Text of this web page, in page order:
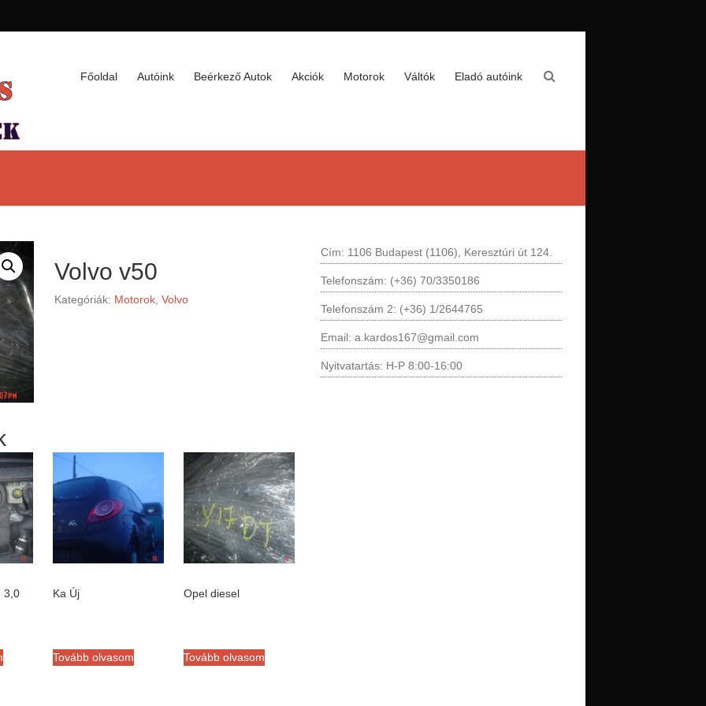
Főoldal Autóink Beérkező Autok Akciók Motorok Váltók Eladó autóink
Volvo v50
Kategóriák: Motorok, Volvo
3,0 Ka Új
Tovább olvasom
Opel diesel
Tovább olvasom
Cím: 1106 Budapest (1106), Keresztúri út 124.
Telefonszám: (+36) 70/3350186
Telefonszám 2: (+36) 1/2644765
Email: a.kardos167@gmail.com
Nyitvatartás: H-P 8:00-16:00